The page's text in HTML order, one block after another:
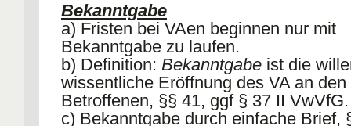
Bekanntgabe
a) Fristen bei VAen beginnen nur mit
Bekanntgabe zu laufen.
b) Definition: Bekanntgabe ist die
wissentliche Eröffnung des VA an den
Betroffenen, §§ 41, ggf § 37 II VwVfG.
c) Bekanntgabe durch einfache Brief,